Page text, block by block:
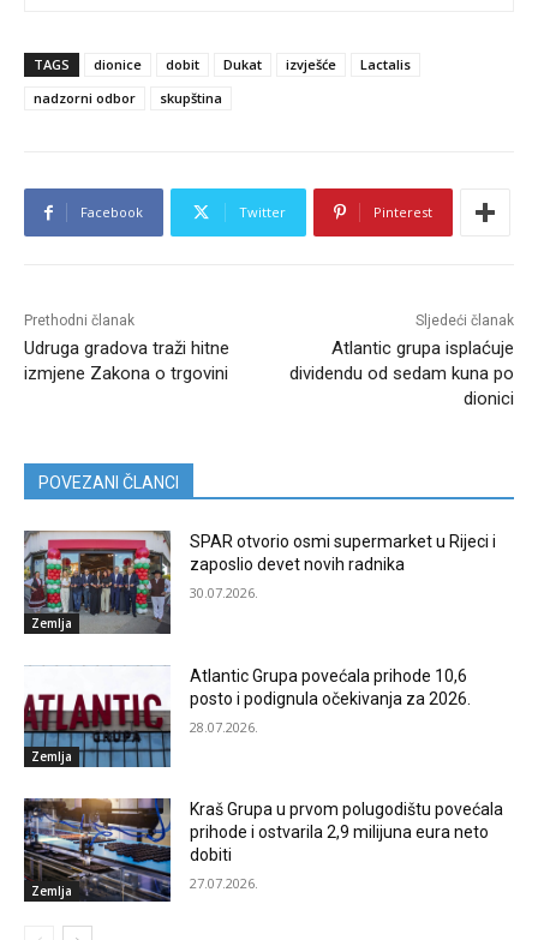
TAGS dionice dobit Dukat izvješće
Lactalis
nadzorni odbor
skupština
Facebook Twitter Pinterest
Prethodni članak
Udruga gradova traži hitne
izmjene Zakona o trgovini
Sljedeći članak
Atlantic grupa isplaćuje
dividendu od sedam kuna po
dionici
POVEZANI ČLANCI
Zemlja
SPAR otvorio osmi supermarket u Rijeci i
zaposlio devet novih radnika
30.07.2026.
Zemlja
Atlantic Grupa povećala prihode 10,6
posto i podignula očekivanja za 2026.
28.07.2026.
Zemlja
Kraš Grupa u prvom polugodištu povećala
prihode i ostvarila 2,9 milijuna eura neto
dobiti
27.07.2026.